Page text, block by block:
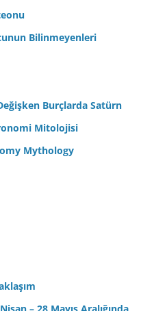
Bilinmeyenleri
Burçlarda Satürn
Mitolojisi
Mythology